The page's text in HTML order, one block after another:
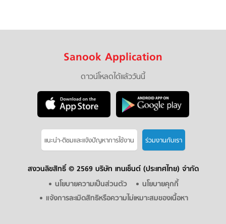
Sanook Application
ดาวน์โหลดได้แล้ววันนี้
แนะนำ-ติชมเเละแจ้งปัญหาการใช้งาน ร่วมงานกับเรา
สงวนลิขสิทธิ์ © 2569 บริษัท เทนเซ็นต์ (ประเทศไทย) จำกัด
นโยบายความเป็นส่วนตัว
นโยบายคุกกี้
แจ้งการละเมิดสิทธิหรือความไม่เหมาะสมของเนื้อหา